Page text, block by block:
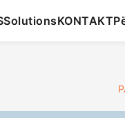
SolutionsKONTAKT